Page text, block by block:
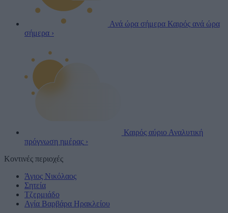
Ανά ώρα σήμερα Καιρός ανά ώρα
σήμερα ›
Καιρός αύριο Αναλυτική
πρόγνωση ημέρας ›
Κοντινές περιοχές
Άγιος Νικόλαος
Σητεία
Τζερμιάδο
Αγία Βαρβάρα Ηρακλείου